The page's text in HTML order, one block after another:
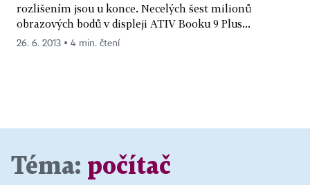
rozlišením jsou u konce. Necelých šest milionů
obrazových bodů v displeji ATIV Booku 9 Plus...
26. 6. 2013 ▪ 4 min. čtení
Téma: počítač